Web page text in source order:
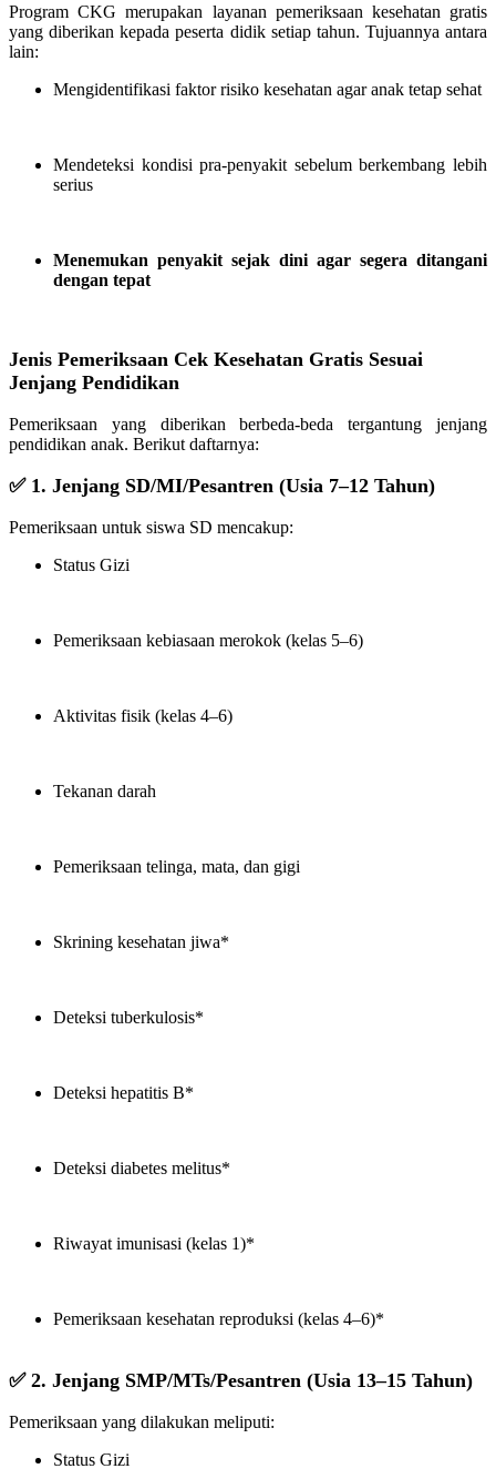
Program CKG merupakan layanan pemeriksaan kesehatan gratis
yang diberikan kepada peserta didik setiap tahun. Tujuannya antara
lain:
Mengidentifikasi faktor risiko kesehatan agar anak tetap sehat
Mendeteksi kondisi pra-penyakit sebelum berkembang lebih
serius
Menemukan penyakit sejak dini agar segera ditangani
dengan tepat
Jenis Pemeriksaan Cek Kesehatan Gratis Sesuai
Jenjang Pendidikan
Pemeriksaan yang diberikan berbeda-beda tergantung jenjang
pendidikan anak. Berikut daftarnya:
✅ 1. Jenjang SD/MI/Pesantren (Usia 7–12 Tahun)
Pemeriksaan untuk siswa SD mencakup:
Status Gizi
Pemeriksaan kebiasaan merokok (kelas 5–6)
Aktivitas fisik (kelas 4–6)
Tekanan darah
Pemeriksaan telinga, mata, dan gigi
Skrining kesehatan jiwa*
Deteksi tuberkulosis*
Deteksi hepatitis B*
Deteksi diabetes melitus*
Riwayat imunisasi (kelas 1)*
Pemeriksaan kesehatan reproduksi (kelas 4–6)*
✅ 2. Jenjang SMP/MTs/Pesantren (Usia 13–15 Tahun)
Pemeriksaan yang dilakukan meliputi:
Status Gizi